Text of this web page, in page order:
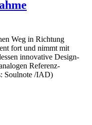
Weg in Richtung
fort und nimmt mit
innovative Design-
Referenz-
Soulnote /IAD)